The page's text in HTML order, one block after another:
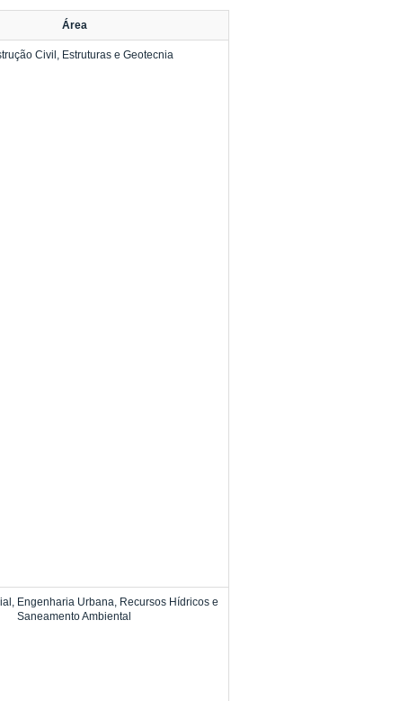
Área
Civil, Estruturas e Geotecnia
Engenharia Urbana, Recursos Hídricos e
Saneamento Ambiental